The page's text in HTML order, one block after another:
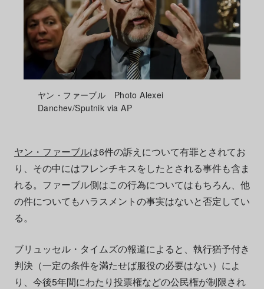
ヤン・ファーブル Photo Alexei
Danchev/Sputnik via AP
ヤン・ファーブルは6件の訴えについて有罪とされてお
り、その中にはフレンチキスをしたとされる事件も含ま
れる。ファーブル側はこの行為についてはもちろん、他
の件についてもハラスメントの事実はないと否定してい
る。
ブリュッセル・タイムズの報道によると、執行猶予付き
判決（一定の条件を満たせば服役の必要はない）によ
り、今後5年間にわたり投票権などの公民権が制限され